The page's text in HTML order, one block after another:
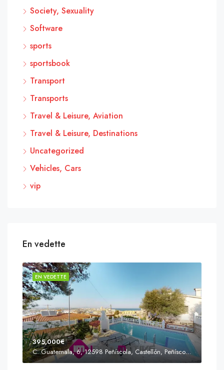
Society, Sexuality
Software
sports
sportsbook
Transport
Transports
Travel & Leisure, Aviation
Travel & Leisure, Destinations
Uncategorized
Vehicles, Cars
vip
En vedette
EN VEDETTE
395,000€
C. Guatemala, 6, 12598 Peñíscola, Castellón, Peñíscola, Communauté valencienne